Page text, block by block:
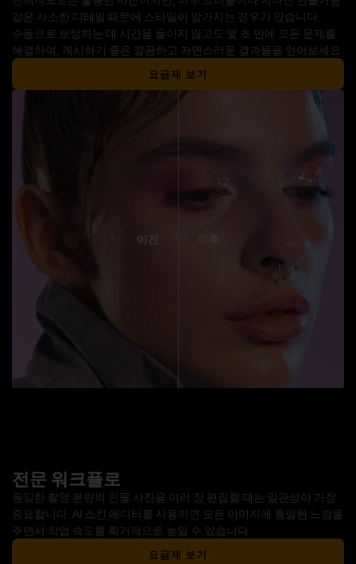
이전 이후
같은 사소한 디테일 때문에 스타일이 망가지는 경우가 있습니다.
수동으로 보정하는 데 시간을 들이지 않고도 몇 초 만에 모든 문제를
해결하여, 게시하기 좋은 깔끔하고 자연스러운 결과물을 얻어보세요.
요금제 보기
전문 워크플로
동일한 촬영 분량의 인물 사진을 여러 장 편집할 때는 일관성이 가장
중요합니다. AI 스킨 에디터를 사용하면 모든 이미지에 통일된 느낌을
주면서 작업 속도를 획기적으로 높일 수 있습니다.
요금제 보기